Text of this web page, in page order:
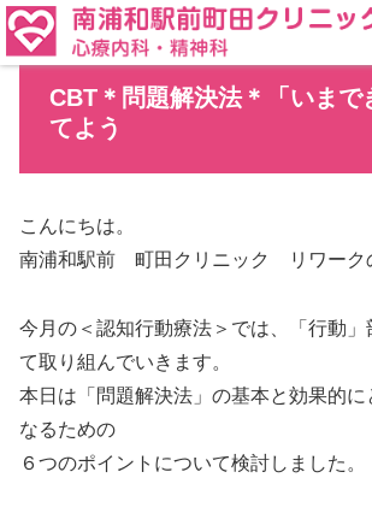
CBT＊問題解決法＊「いまで
てよう
こんにちは。
南浦和駅前 町田クリニック リワーク
今月の＜認知行動療法＞では、「行動」
て取り組んでいきます。
本日は「問題解決法」の基本と効果的に
なるための
６つのポイントについて検討しました。